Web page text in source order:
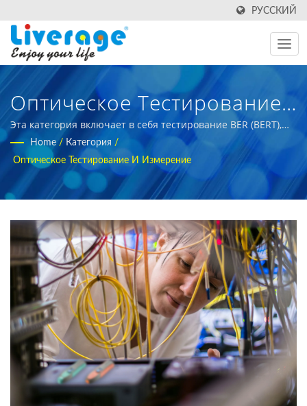
РУССКИЙ
Оптическое Тестирование
И Измерение |
Высокопроизводительные
Волоконно-Оптические
Эта категория включает в себя тестирование BER (BERT),
оптический тестовый хаб и оптический тестовый
инструмент. | оборудование для измерения волоконно-
оптических кабелей для международных покупателей
Home / Категория /
Оптическое Тестирование И Измерение